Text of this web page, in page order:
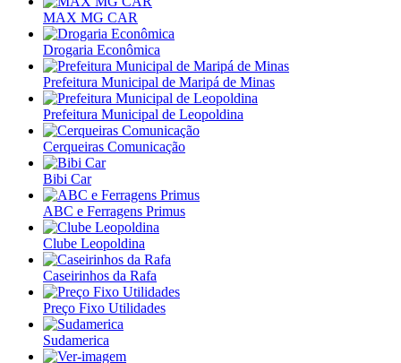
MAX MG CAR
Drogaria Econômica
Prefeitura Municipal de Maripá de Minas
Prefeitura Municipal de Leopoldina
Cerqueiras Comunicação
Bibi Car
ABC e Ferragens Primus
Clube Leopoldina
Caseirinhos da Rafa
Preço Fixo Utilidades
Sudamerica